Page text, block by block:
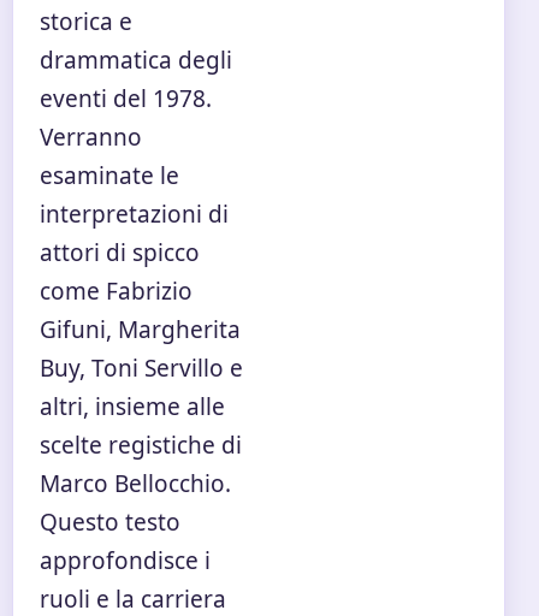
storica e
drammatica degli
eventi del 1978.
Verranno
esaminate le
interpretazioni di
attori di spicco
come Fabrizio
Gifuni, Margherita
Buy, Toni Servillo e
altri, insieme alle
scelte registiche di
Marco Bellocchio.
Questo testo
approfondisce i
ruoli e la carriera